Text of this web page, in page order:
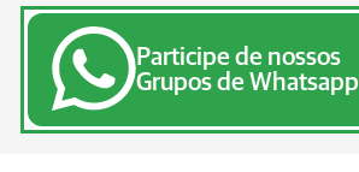
Participe de nossos
Grupos de Whatsapp